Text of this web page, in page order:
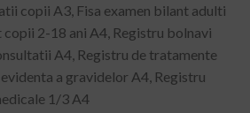
copii A3, Fisa examen bilant adulti
copii 2-18 ani A4, Registru bolnavi
A4, Registru de tratamente
a gravidelor A4, Registru
1/3 A4